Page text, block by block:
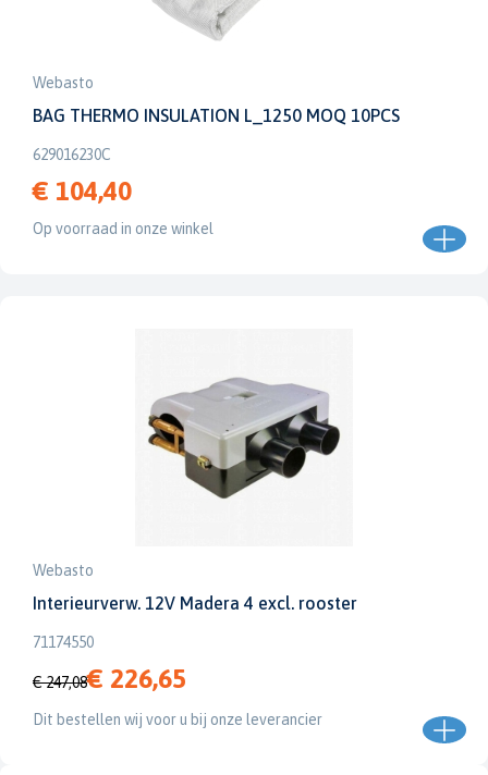
Webasto
BAG THERMO INSULATION L_1250 MOQ 10PCS
629016230C
€ 104,40
Op voorraad in onze winkel
Webasto
Interieurverw. 12V Madera 4 excl. rooster
71174550
€ 247,08€ 226,65
Dit bestellen wij voor u bij onze leverancier